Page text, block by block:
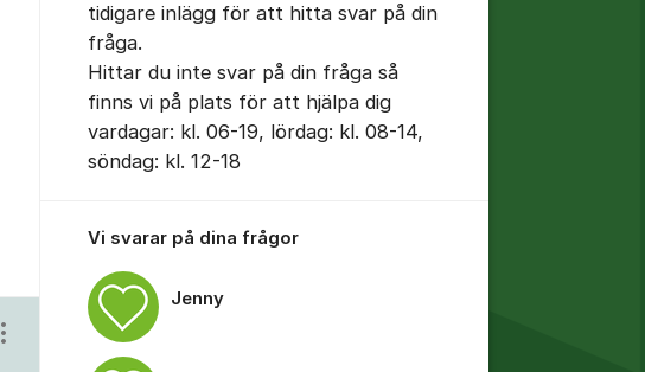
Visa/dölj inställningar för inlägg/kommentar
tidigare inlägg för att hitta svar på din
fråga.
Hittar du inte svar på din fråga så
finns vi på plats för att hjälpa dig
vardagar: kl. 06-19, lördag: kl. 08-14,
söndag: kl. 12-18
Vi svarar på dina frågor
Jenny